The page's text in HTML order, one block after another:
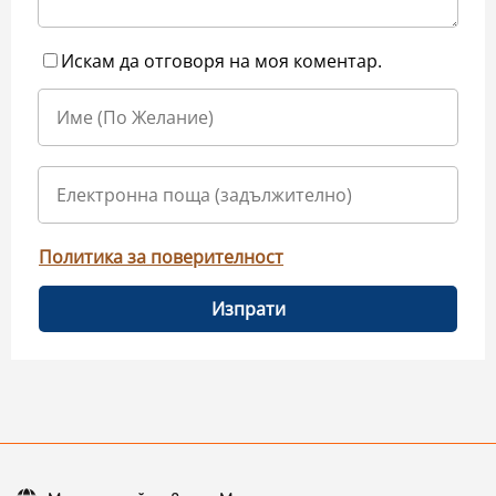
Искам да отговоря на моя коментар.
Политика за поверителност
Изпрати